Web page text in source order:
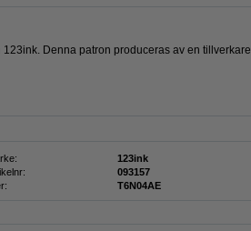
Denna patron produceras av en tillverkare
123ink
093157
T6N04AE